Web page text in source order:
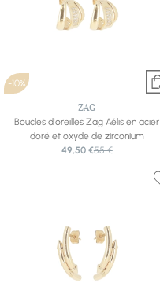
-10%
ZAG
Boucles d'oreilles Zag Aélis en acier
doré et oxyde de zirconium
49,50 €55 €